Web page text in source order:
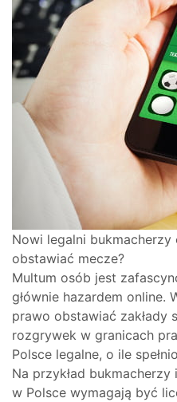
Nowi legalni
obstawiać mecze?
Multum osób jest
głównie hazardem online.
prawo obstawiać zakłady
rozgrywek w granicach
Polsce legalne, o ile
Na przykład
w Polsce wymagają być